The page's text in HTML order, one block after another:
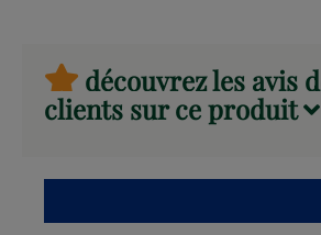
découvrez les avis
clients sur ce produit